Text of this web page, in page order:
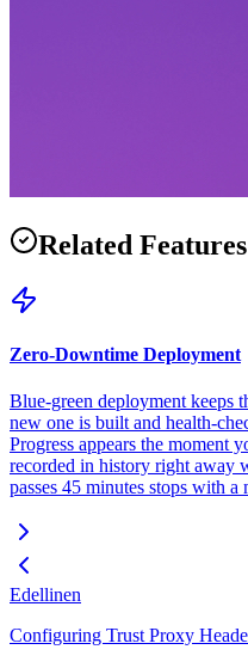
Related Features
Zero-Downtime Deployment
Blue-green deployment keeps
new one is built and health-
Progress appears the moment
recorded in history right away
passes 45 minutes stops with
Edellinen
Configuring Trust Proxy